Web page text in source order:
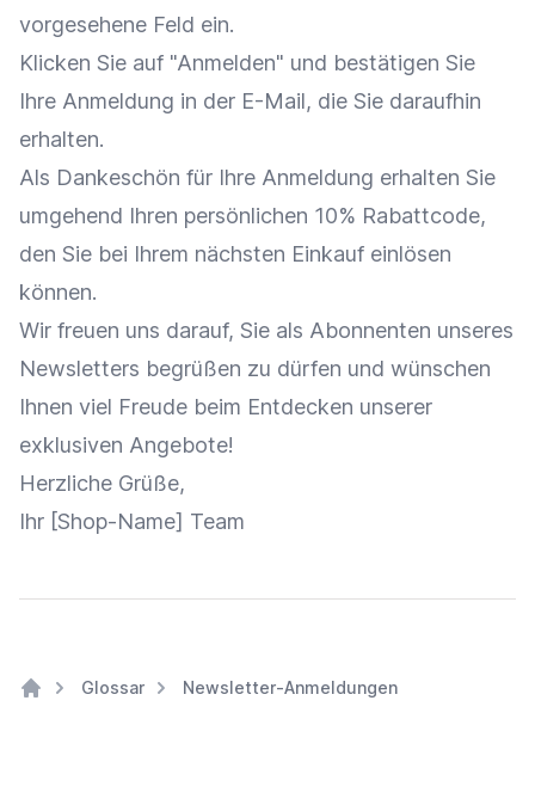
vorgesehene Feld ein.
Klicken Sie auf "Anmelden" und bestätigen Sie
Ihre Anmeldung in der E-Mail, die Sie daraufhin
erhalten.
Als Dankeschön für Ihre Anmeldung erhalten Sie
umgehend Ihren persönlichen 10% Rabattcode,
den Sie bei Ihrem nächsten Einkauf einlösen
können.
Wir freuen uns darauf, Sie als Abonnenten unseres
Newsletters begrüßen zu dürfen und wünschen
Ihnen viel Freude beim Entdecken unserer
exklusiven Angebote!
Herzliche Grüße,
Ihr [Shop-Name] Team
Glossar Newsletter-Anmeldungen